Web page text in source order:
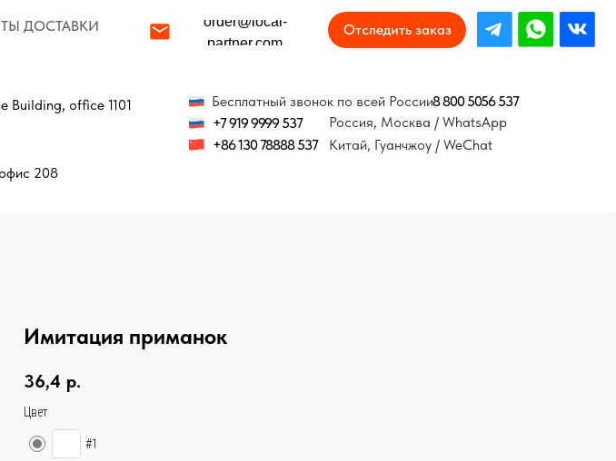
+86 130 78888 537
+7 919 9999 537
partner.com
Китай, Гуанчжоу / WeChat
Россия, Москва / WhatsApp
1101
Отследить заказ
Имитация приманок
36,4 р.
Цвет
#1